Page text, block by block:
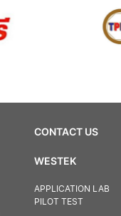
CONTACT US
WESTEK
APPLICATION LAB
PILOT TEST